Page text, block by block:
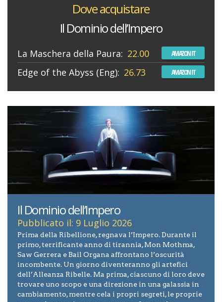
Dove acquistare
Il Dominio dell’Impero
La Maschera della Paura: 22.00 AMAZON IT
Edge of the Abyss (Eng): 26.73 AMAZON IT
Il Dominio dell’Impero
Pubblicato il: 9 Luglio 2026
Prima della Ribellione, regnava l’Impero. Durante il
primo, terrificante anno di tirannia, Mon Mothma,
Saw Gerrera e Bail Organa affrontano l’oscurità
incombente. Un giorno diventeranno gli artefici
dell’Alleanza Ribelle. Ma prima, ciascuno di loro deve
trovare uno scopo e una direzione in una galassia in
cambiamento, mentre cela i propri segreti, le proprie